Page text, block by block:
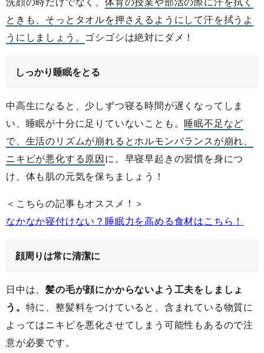
ときも、そっとタオルを押さえるようにして汗を拭うよ
うにしましょう。 ゴシゴシは絶対にダメ！
しっかり睡眠をとる
中高生になると、少しずつ寝る時間が遅くなってしま
い、睡眠が十分に足りていないことも。睡眠不足など
で、生活のリズムが崩れるとホルモンバランスが崩れ、
ニキビが悪化する原因に。早寝早起きの習慣を身につ
け、体も肌の元気を保ちましょう！
＜こちらの記事もオススメ！＞
なかなか寝付けない？睡眠力を高める食材はこちら！
顔周りは常に清潔に
日中は、髪の毛が顔にかからないよう工夫をしましょ
う。 特に、整髪料をつけていると、含まれている物質に
よってはニキビを悪化させてしまう可能性もあるので注
意が必要です。